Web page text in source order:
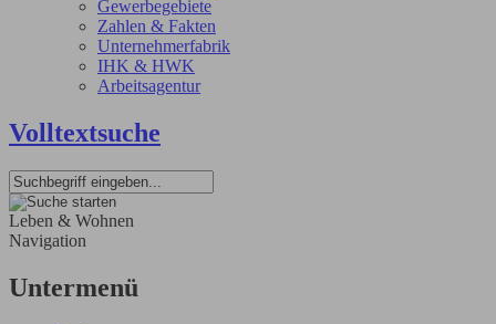
Gewerbegebiete
Zahlen & Fakten
Unternehmerfabrik
IHK & HWK
Arbeitsagentur
Volltextsuche
Leben & Wohnen
Navigation
Untermenü